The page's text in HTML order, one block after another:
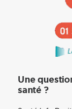
Une
santé ?